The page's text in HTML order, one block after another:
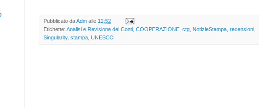
Pubblicato daAdm alle 12:52
Etichette: Analisi e Revisione dei Conti COOPERAZIONE ctg NotizieStampa recensioni
Singularity, stampa UNESCO